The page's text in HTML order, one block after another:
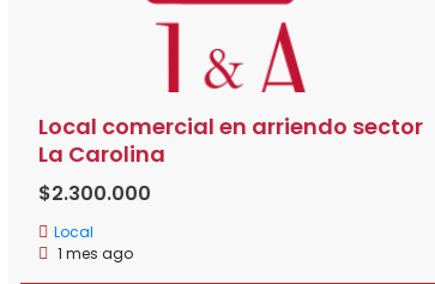
Local comercial en arriendo sector
La Carolina
$2.300.000
Local
1 mes ago